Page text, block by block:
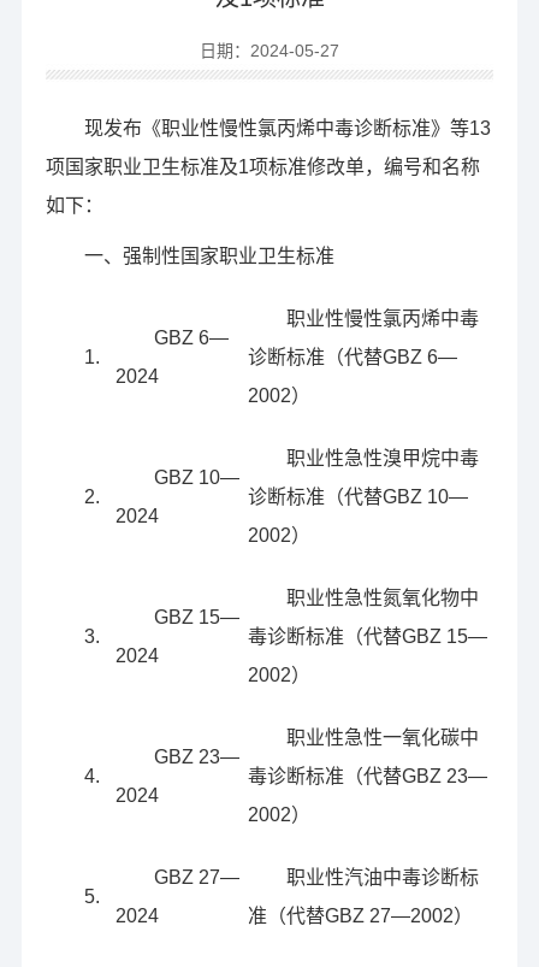
日期：2024-05-27
现发布《职业性慢性氯丙烯中毒诊断标准》等13
项国家职业卫生标准及1项标准修改单，编号和名称
如下：
一、强制性国家职业卫生标准
1.
GBZ 6—
2024
职业性慢性氯丙烯中毒
诊断标准（代替GBZ 6—
2002）
2.
GBZ 10—
2024
职业性急性溴甲烷中毒
诊断标准（代替GBZ 10—
2002）
3.
GBZ 15—
2024
职业性急性氮氧化物中
毒诊断标准（代替GBZ 15—
2002）
4.
GBZ 23—
2024
职业性急性一氧化碳中
毒诊断标准（代替GBZ 23—
2002）
5.
GBZ 27—
2024
职业性汽油中毒诊断标
准（代替GBZ 27—2002）